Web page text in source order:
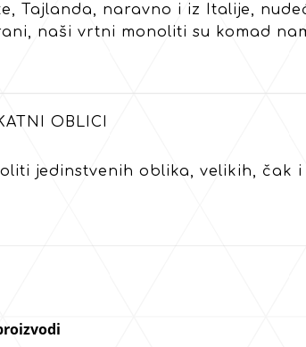
Tajlanda, naravno i iz Italije,
naši vrtni monoliti su komad
OBLICI
jedinstvenih oblika, velikih, čak